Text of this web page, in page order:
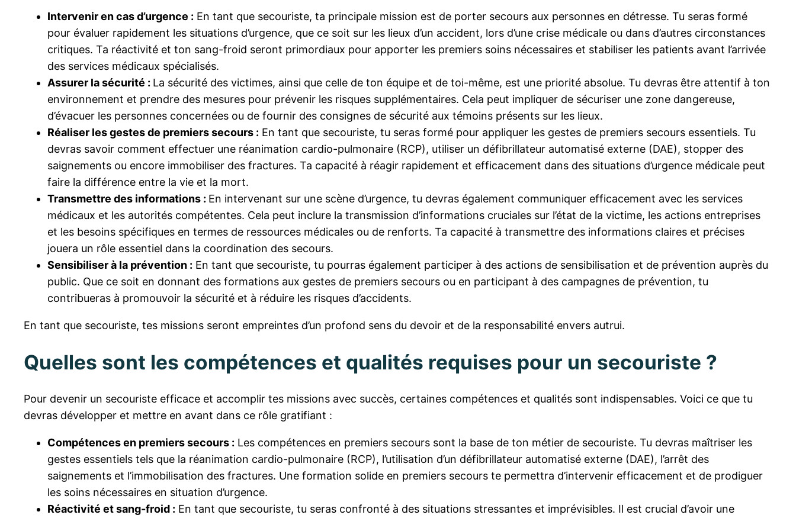
Intervenir en cas d’urgence : En tant que secouriste, ta principale mission est de porter secours aux personnes en détresse. Tu seras formé
pour évaluer rapidement les situations d’urgence, que ce soit sur les lieux d’un accident, lors d’une crise médicale ou dans d’autres circonstances
critiques. Ta réactivité et ton sang-froid seront primordiaux pour apporter les premiers soins nécessaires et stabiliser les patients avant l’arrivée
des services médicaux spécialisés.
Assurer la sécurité : La sécurité des victimes, ainsi que celle de ton équipe et de toi-même, est une priorité absolue. Tu devras être attentif à ton
environnement et prendre des mesures pour prévenir les risques supplémentaires. Cela peut impliquer de sécuriser une zone dangereuse,
d’évacuer les personnes concernées ou de fournir des consignes de sécurité aux témoins présents sur les lieux.
Réaliser les gestes de premiers secours : En tant que secouriste, tu seras formé pour appliquer les gestes de premiers secours essentiels. Tu
devras savoir comment effectuer une réanimation cardio-pulmonaire (RCP), utiliser un défibrillateur automatisé externe (DAE), stopper des
saignements ou encore immobiliser des fractures. Ta capacité à réagir rapidement et efficacement dans des situations d’urgence médicale peut
faire la différence entre la vie et la mort.
Transmettre des informations : En intervenant sur une scène d’urgence, tu devras également communiquer efficacement avec les services
médicaux et les autorités compétentes. Cela peut inclure la transmission d’informations cruciales sur l’état de la victime, les actions entreprises
et les besoins spécifiques en termes de ressources médicales ou de renforts. Ta capacité à transmettre des informations claires et précises
jouera un rôle essentiel dans la coordination des secours.
Sensibiliser à la prévention : En tant que secouriste, tu pourras également participer à des actions de sensibilisation et de prévention auprès du
public. Que ce soit en donnant des formations aux gestes de premiers secours ou en participant à des campagnes de prévention, tu
contribueras à promouvoir la sécurité et à réduire les risques d’accidents.
En tant que secouriste, tes missions seront empreintes d’un profond sens du devoir et de la responsabilité envers autrui.
Quelles sont les compétences et qualités requises pour un secouriste ?
Pour devenir un secouriste efficace et accomplir tes missions avec succès, certaines compétences et qualités sont indispensables. Voici ce que tu
devras développer et mettre en avant dans ce rôle gratifiant :
Compétences en premiers secours : Les compétences en premiers secours sont la base de ton métier de secouriste. Tu devras maîtriser les
gestes essentiels tels que la réanimation cardio-pulmonaire (RCP), l’utilisation d’un défibrillateur automatisé externe (DAE), l’arrêt des
saignements et l’immobilisation des fractures. Une formation solide en premiers secours te permettra d’intervenir efficacement et de prodiguer
les soins nécessaires en situation d’urgence.
Réactivité et sang-froid : En tant que secouriste, tu seras confronté à des situations stressantes et imprévisibles. Il est crucial d’avoir une